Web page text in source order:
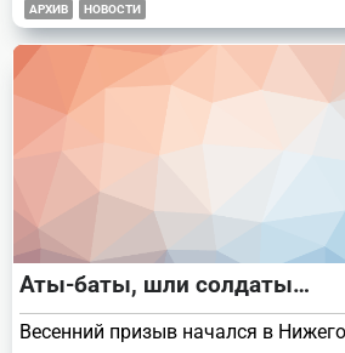
АРХИВ НОВОСТИ
Аты-баты, шли солдаты…
Весенний призыв начался в